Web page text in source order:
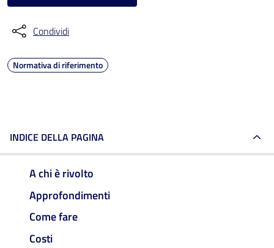
Condividi
Normativa di riferimento
INDICE DELLA PAGINA
A chi è rivolto
Approfondimenti
Come fare
Costi